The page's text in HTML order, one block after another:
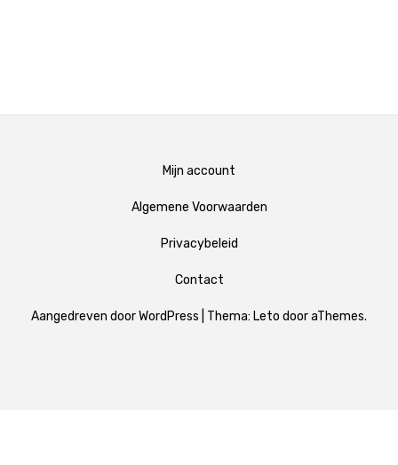
Mijn account
Algemene Voorwaarden
Privacybeleid
Contact
Aangedreven door WordPress Thema: Leto door aThemes.